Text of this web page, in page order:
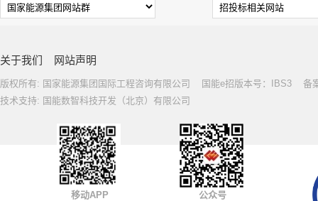
关于我们 网站声明
版权所有: 国家能源集团国际工程咨询有限公司 国能e招版本号：IBS3 备
技术支持: 国能数智科技开发（北京）有限公司
移动APP 公众号